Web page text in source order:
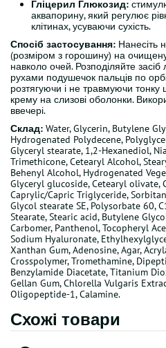
Гліцерил Глюкозид:
аквапорину, який регулює
клітинах, усуваючи сухість.
Спосіб застосування: Нанесіть
(розміром з горошину) на
навколо очей. Розподіляйте
рухами подушечок пальців по
розтягуючи і не травмуючи тонку
крему на слизові оболонки.
ввечері.
Склад: Water, Glycerin, Butylene
Hydrogenated Polydecene,
Glyceryl stearate, 1,2-Hexanediol,
Trimethicone, Cetearyl Alcohol,
Behenyl Alcohol, Hydrogenated
Glyceryl glucoside, Cetearyl olivate,
Caprylic/Capric Triglyceride,
Glycol stearate SE, Polysorbate 60,
Stearate, Stearic acid, Butylene
Carbomer, Panthenol, Tocopheryl
Sodium Hyaluronate,
Xanthan Gum, Adenosine, Agar,
Crosspolymer, Tromethamine,
Benzylamide Diacetate, Titanium
Gellan Gum, Chlorella Vulgaris
Oligopeptide-1, Calamine.
Схожі товари